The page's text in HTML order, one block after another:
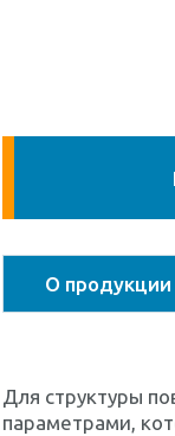
О продукции
Для структуры
параметрами,